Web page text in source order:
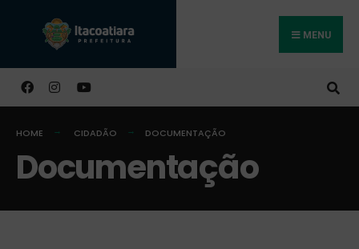
MENU
HOME CIDADÃO DOCUMENTAÇÃO
Documentação
Buscar